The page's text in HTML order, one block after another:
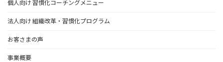
個人向け 習慣化コーチングメニュー
法人向け 組織改革・習慣化プログラム
お客さまの声
事業概要